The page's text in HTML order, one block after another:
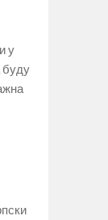
у
буду